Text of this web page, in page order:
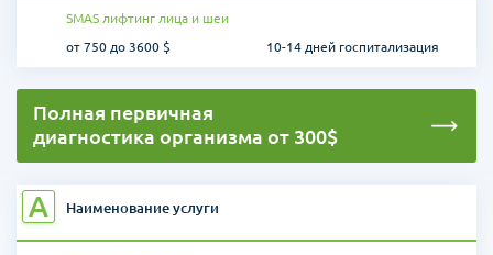
SMAS лифтинг лица и шеи
от 750 до 3600 $
10-14 дней госпитализация
Полная первичная
диагностика организма от 300$
А Наименование услуги